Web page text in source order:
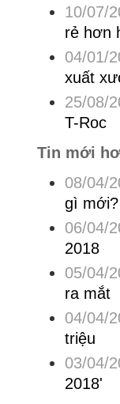
10/07/
rẻ hơn
04/01/
xuất
25/08/
T-Roc
Tin mới
08/04/
gì mới?
06/04/
2018
05/04/
ra mắt
04/04/
triệu
03/04/
2018'